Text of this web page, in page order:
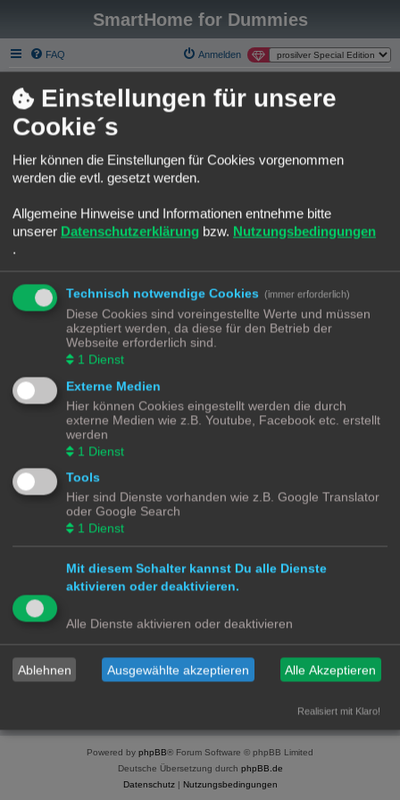
SmartHome for Dummies
FAQ Anmelden
Über Smart Homee for Dummies
Die phpBB Forum Software gehört nicht wirklich zu den modernsten
seiner Art.
kläglich gescheitert.
benutzen.
Bestehenden Usern bleibt es leider nicht erspart, sich auf der neuen
Platform neu anzumelden.
Das Forum hier, bleibt selbstverständlich Online. Ich würde versuchen
einiges händisch zu migrieren.
Da fallen mir die Rubriken "Template Sammlungen" oder "Best Practice
Automatisierungen" ein.
SmartHome for Dummies Discourse Platform.
Du musst registriert und angemeldet sein, um Profile
anzuschauen.
Benutzername:
Ich habe mein Passwort vergessen
Angemeldet bleiben
Powered by phpBB® Forum Software © phpBB Limited
Deutsche Übersetzung durch phpBB.de
Datenschutz| Nutzungsbedingungen
Einstellungen für unsere
Cookie´s
Hier können die Einstellungen für Cookies vorgenommen
werden die evtl. gesetzt werden.
Allgemeine Hinweise und Informationen entnehme bitte
unserer Datenschutzerklärung bzw. Nutzungsbedingungen
.
Technisch notwendige Cookies (immer erforderlich)
Diese Cookies sind voreingestellte Werte und müssen
akzeptiert werden, da diese für den Betrieb der
Webseite erforderlich sind.
1 Dienst
Externe Medien
Hier können Cookies eingestellt werden die durch
externe Medien wie z.B. Youtube, Facebook etc. erstellt
werden
1 Dienst
Tools
Hier sind Dienste vorhanden wie z.B. Google Translator
oder Google Search
1 Dienst
Mit diesem Schalter kannst Du alle Dienste
aktivieren oder deaktivieren.
Alle Dienste aktivieren oder deaktivieren
Ablehnen Ausgewählte akzeptieren Alle Akzeptieren
Realisiert mit Klaro!